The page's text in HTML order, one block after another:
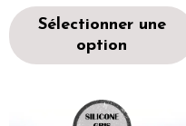
Sélectionner une
option